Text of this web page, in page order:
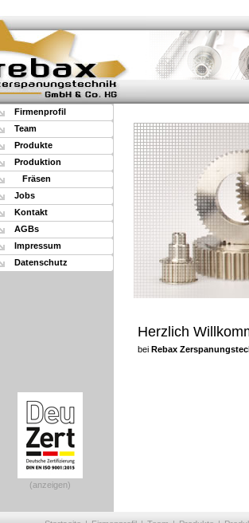
Firmenprofil
Team
Produkte
Produktion
Fräsen
Jobs
Kontakt
AGBs
Impressum
Datenschutz
Herzlich
bei Rebax
(anzeigen)